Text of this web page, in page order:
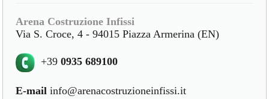
Arena Costruzione Infissi
Via S. Croce, 4 - 94015 Piazza Armerina (EN)
+390935 689100
E-mail info@arenacostruzioneinfissi.it